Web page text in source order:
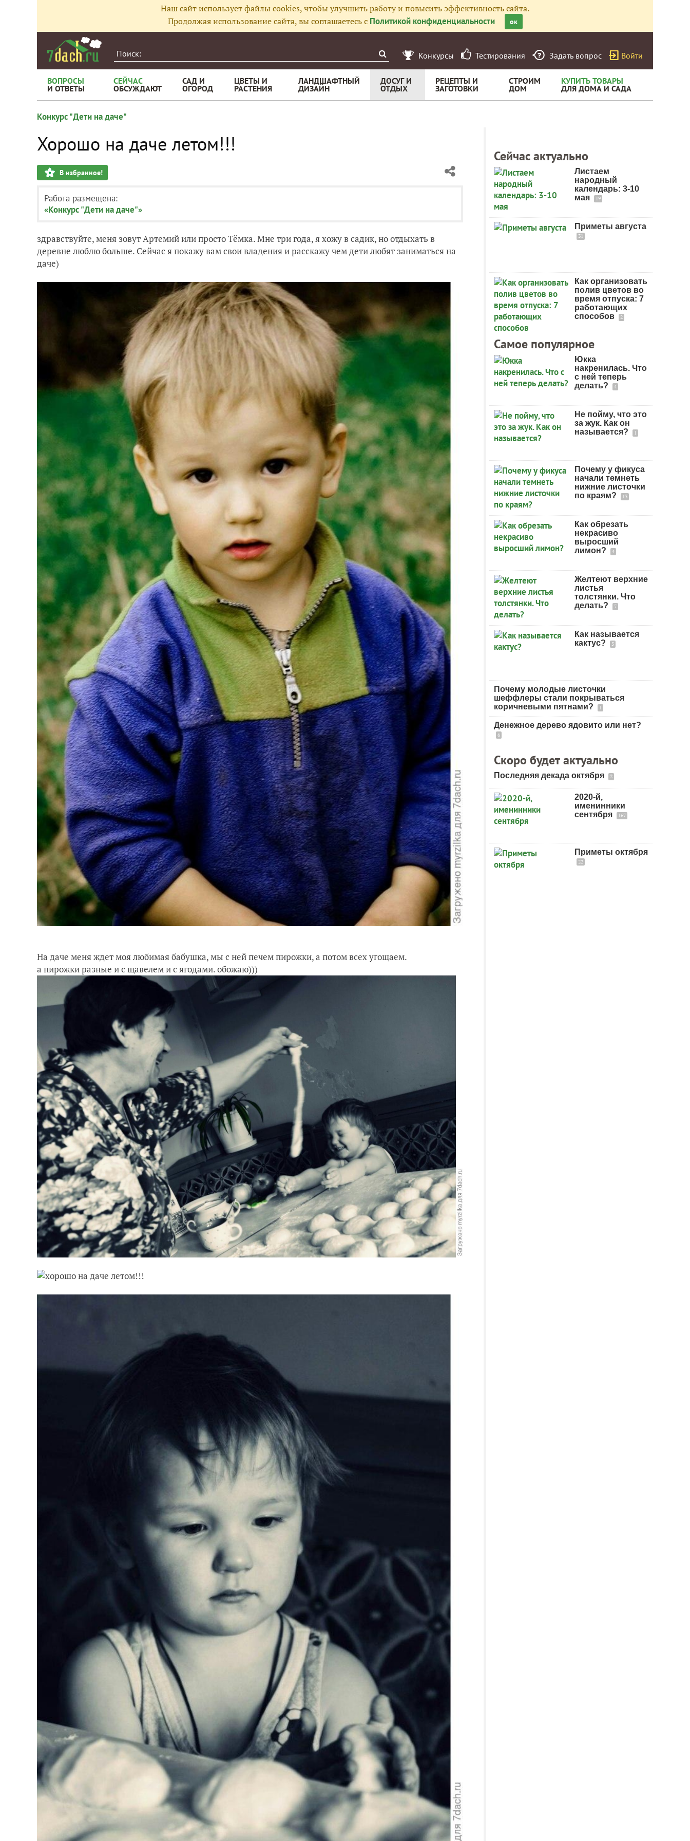
Наш сайт использует файлы cookies, чтобы улучшить работу и повысить эффективность сайта.
Продолжая использование сайта, вы соглашаетесь с Политикой конфиденциальности ок
Конкурсы Тестирования Задать вопрос Войти
ВОПРОСЫ
И ОТВЕТЫ
СЕЙЧАС
ОБСУЖДАЮТ
САД И
ОГОРОД
ЦВЕТЫ И
РАСТЕНИЯ
ЛАНДШАФТНЫЙ
ДИЗАЙН
ДОСУГ И
ОТДЫХ
РЕЦЕПТЫ И
ЗАГОТОВКИ
СТРОИМ
ДОМ
КУПИТЬ ТОВАРЫ
ДЛЯ ДОМА И САДА
Конкурс "Дети на даче"
Хорошо на даче летом!!!
В избранное!
Работа размещена:
«Конкурс "Дети на даче"»
здравствуйте, меня зовут Артемий или просто Тёмка. Мне три года, я хожу в садик, но отдыхать в
деревне люблю больше. Сейчас я покажу вам свои владения и расскажу чем дети любят заниматься на
даче)
На даче меня ждет моя любимая бабушка, мы с ней печем пирожки, а потом всех угощаем.
а пирожки разные и с щавелем и с ягодами. обожаю)))
Сейчас актуально
Листаем
народный
календарь: 3-10
мая
19
Приметы августа
31
Как организовать
полив цветов во
время отпуска: 7
работающих
способов
2
Самое популярное
Юкка
накренилась. Что
с ней теперь
делать?
4
Не пойму, что это
за жук. Как он
называется?
1
Почему у фикуса
начали темнеть
нижние листочки
по краям?
13
Как обрезать
некрасиво
выросший
лимон?
4
Желтеют верхние
листья
толстянки. Что
делать?
7
Как называется
кактус?
5
Почему молодые листочки
шеффлеры стали покрываться
коричневыми пятнами?
1
Денежное дерево ядовито или нет?
6
Скоро будет актуально
Последняя декада октября 2
2020-й,
именинники
сентября
167
Приметы октября
22